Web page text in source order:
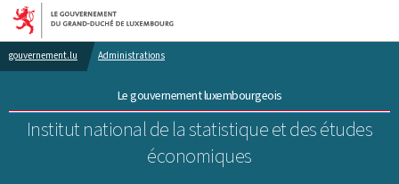
Aller au menu principal
Aller au contenu
gouvernement.lu Administrations
Le gouvernement luxembourgeois
Institut national de la statistique et des études
économiques